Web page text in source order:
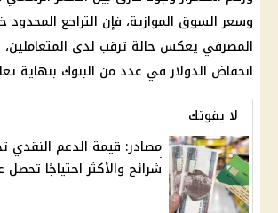
وسعر السوق الموازية، فإن التراجع المحدود
المصرفي يعكس حالة ترقب لدى
انخفاض الدولارفي عدد من البنوك بنهاية
لا يفوتك
شرائح والأكثر احتياجًا